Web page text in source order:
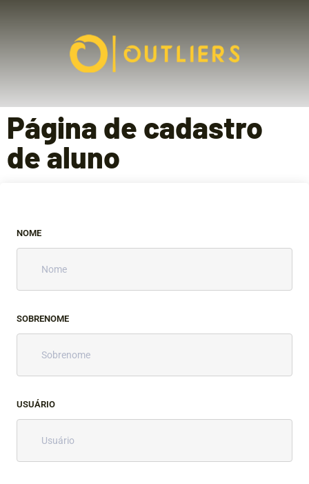
Página de cadastro
de aluno
NOME
SOBRENOME
USUÁRIO